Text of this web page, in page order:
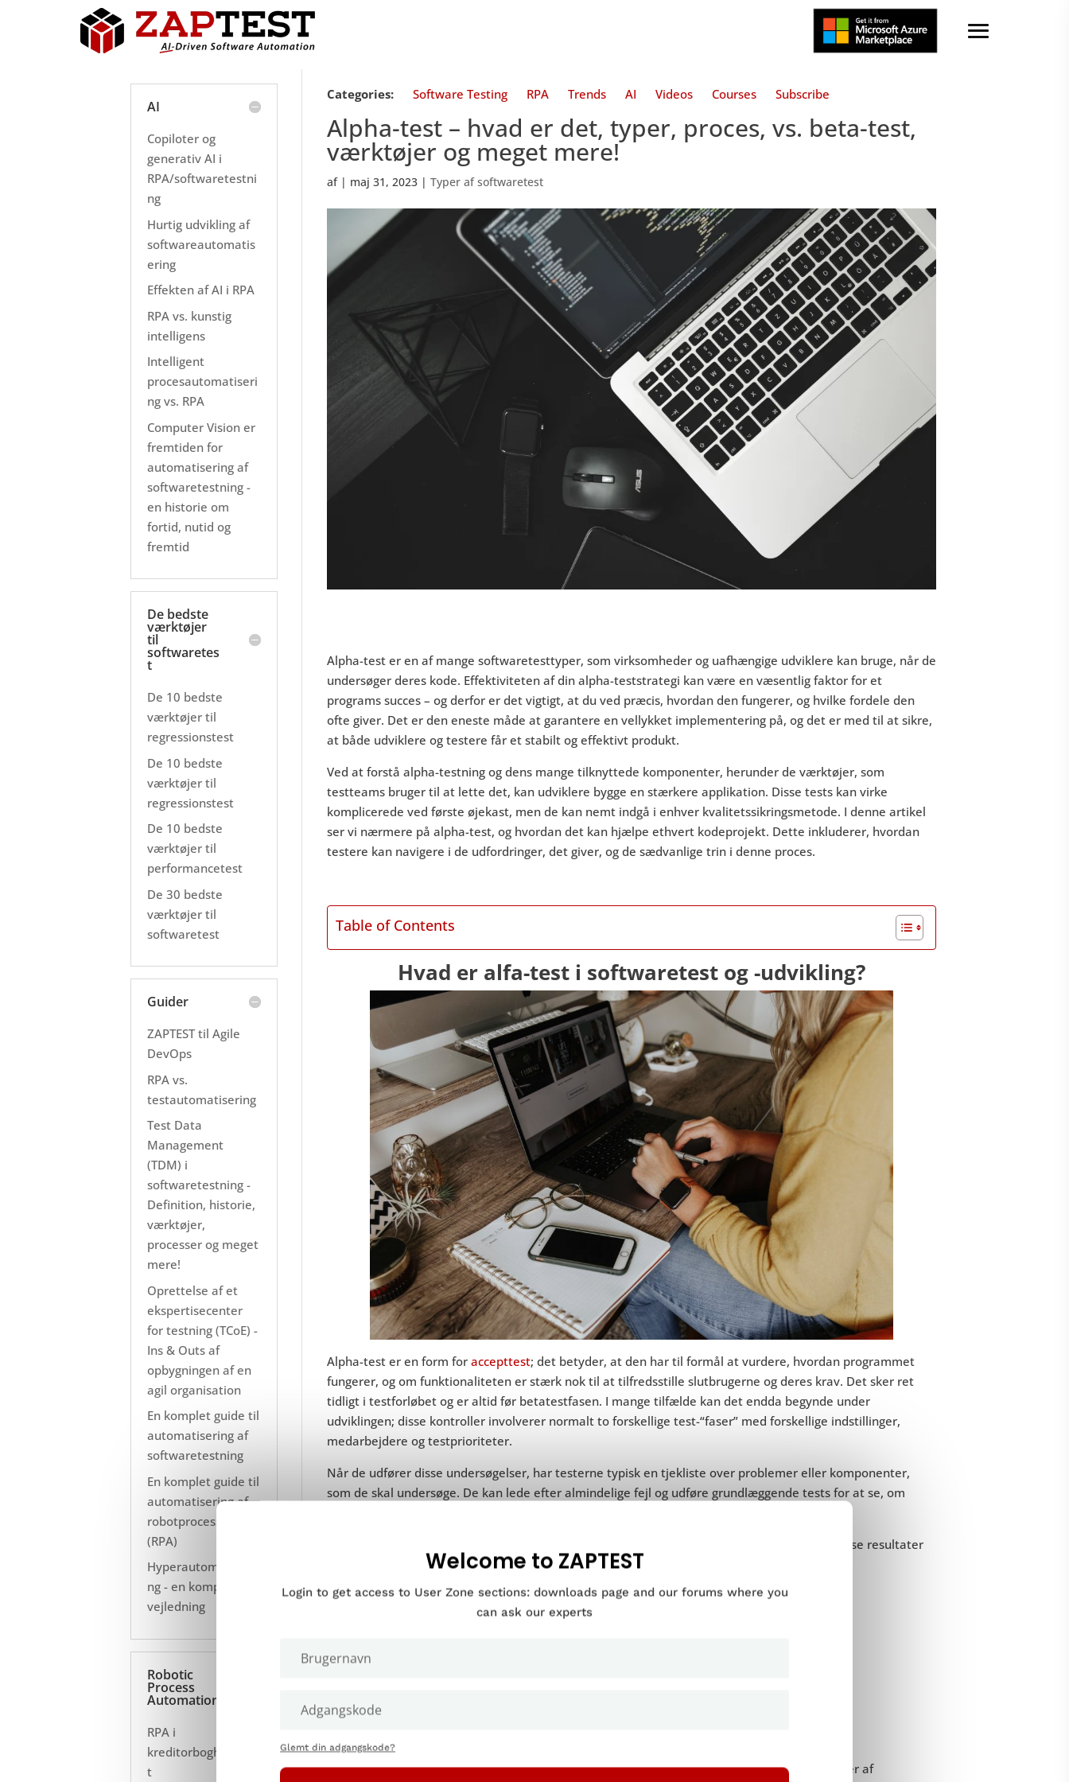
Categories: Software Testing RPA Trends AI Videos Courses Subscribe
Alpha-test – hvad er det, typer, proces, vs. beta-test,
værktøjer og meget mere!
af | maj 31, 2023 |Typer af softwaretest
Alpha-test er en af mange softwaretesttyper, som virksomheder og uafhængige udviklere kan bruge, når de
undersøger deres kode. Effektiviteten af din alpha-teststrategi kan være en væsentlig faktor for et
programs succes – og derfor er det vigtigt, at du ved præcis, hvordan den fungerer, og hvilke fordele den
ofte giver. Det er den eneste måde at garantere en vellykket implementering på, og det er med til at sikre,
at både udviklere og testere får et stabilt og effektivt produkt.
Ved at forstå alpha-testning og dens mange tilknyttede komponenter, herunder de værktøjer, som
testteams bruger til at lette det, kan udviklere bygge en stærkere applikation. Disse tests kan virke
komplicerede ved første øjekast, men de kan nemt indgå i enhver kvalitetssikringsmetode. I denne artikel
ser vi nærmere på alpha-test, og hvordan det kan hjælpe ethvert kodeprojekt. Dette inkluderer, hvordan
testere kan navigere i de udfordringer, det giver, og de sædvanlige trin i denne proces.
Table of Contents
Hvad er alfa-test i softwaretest og -udvikling?
Alpha-test er en form foraccepttest; det betyder, at den har til formål at vurdere, hvordan programmet
fungerer, og om funktionaliteten er stærk nok til at tilfredsstille slutbrugerne og deres krav. Det sker ret
tidligt i testforløbet og er altid før betatestfasen. I mange tilfælde kan det endda begynde under
udviklingen; disse kontroller involverer normalt to forskellige test-“faser” med forskellige indstillinger,
medarbejdere og testprioriteter.
Når de udfører disse undersøgelser, har testerne typisk en tjekliste over problemer eller komponenter,
som de skal undersøge. De kan lede efter almindelige fejl og udføre grundlæggende tests for at se, om
Hvis teamet identificerer større eller mindre problemer med programmet, videregiver de disse resultater
til udviklerne, som snart begynder at arbejde på at løse disse problemer i tide til udgivelsen.
1. Hvornår og hvorfor skal man lave alfa-test?
Det nøjagtige tidspunkt, hvor en virksomhed anvender alpha-test, varierer typisk og afhænger af
AI
Copiloter og
generativ AI i
RPA/softwaretestni
ng
Hurtig udvikling af
softwareautomatis
ering
Effekten af AI i RPA
RPA vs. kunstig
intelligens
Intelligent
procesautomatiseri
ng vs. RPA
Computer Vision er
fremtiden for
automatisering af
softwaretestning -
en historie om
fortid, nutid og
fremtid
De bedste
værktøjer
til
softwaretes
t
De 10 bedste
værktøjer til
regressionstest
De 10 bedste
værktøjer til
regressionstest
De 10 bedste
værktøjer til
performancetest
De 30 bedste
værktøjer til
softwaretest
Guider
ZAPTEST til Agile
DevOps
RPA vs.
testautomatisering
Test Data
Management
(TDM) i
softwaretestning -
Definition, historie,
værktøjer,
processer og meget
mere!
Oprettelse af et
ekspertisecenter
for testning (TCoE) -
Ins & Outs af
opbygningen af en
agil organisation
En komplet guide til
automatisering af
softwaretestning
En komplet guide til
automatisering af
robotprocesser
(RPA)
Hyperautomatiseri
ng - en komplet
vejledning
Robotic
Process
Automation
RPA i
kreditorbogholderie
t
Welcome to ZAPTEST
Login to get access to User Zone sections: downloads page and our forums where you
can ask our experts
Glemt din adgangskode?